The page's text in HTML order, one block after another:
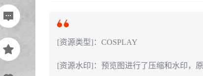
[资源类型]：COSPLAY
[资源水印]：预览图进行了压缩和水印，